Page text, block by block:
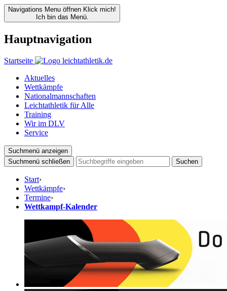
Navigations Menu öffnen Klick mich!
Ich bin das Menü.
Hauptnavigation
Startseite
Aktuelles
Wettkämpfe
Nationalmannschaften
Leichtathletik für Alle
Training
Wir im DLV
Service
Suchmenü anzeigen
Suchmenü schließen
Suchen
Start›
Wettkämpfe›
Termine›
Wettkampf-Kalender